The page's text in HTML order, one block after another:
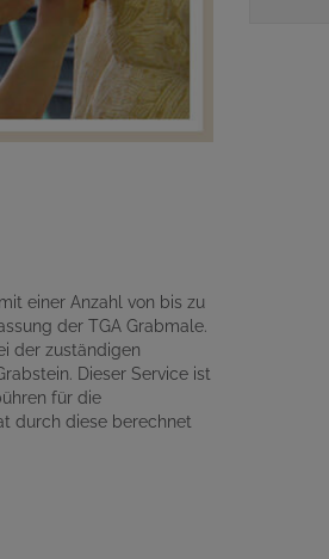
einer Anzahl von bis zu
der TGA Grabmale.
der zuständigen
Dieser Service ist
für die
durch diese berechnet